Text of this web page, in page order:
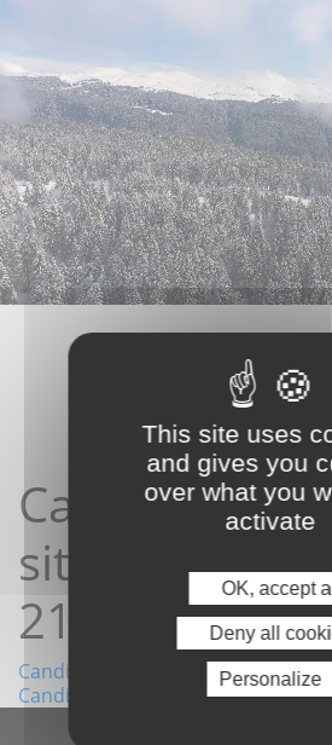
content
Candidature
site 04/10/
21:25:05
Navigation
Candidature depuis le site 24/09/
Candidature depuis le site 08/10/
This site uses
and gives you
over what you
activate
OK, accept all
Deny all
Personalize